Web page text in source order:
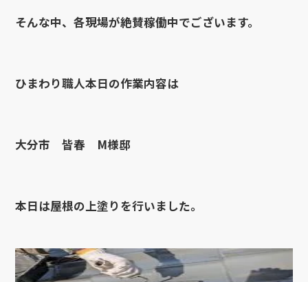
そんな中、各現場が絶賛稼働中でございます。
ひまわり職人本日の作業内容は
大分市 皆春 M様邸
本日は屋根の上塗りを行いました。